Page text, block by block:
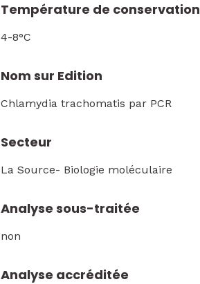
Température de conservation
4-8°C
Nom sur Edition
Chlamydia trachomatis par PCR
Secteur
La Source- Biologie moléculaire
Analyse sous-traitée
non
Analyse accréditée